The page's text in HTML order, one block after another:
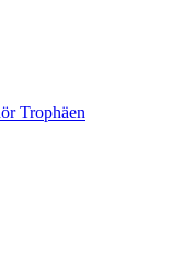
Trophäen